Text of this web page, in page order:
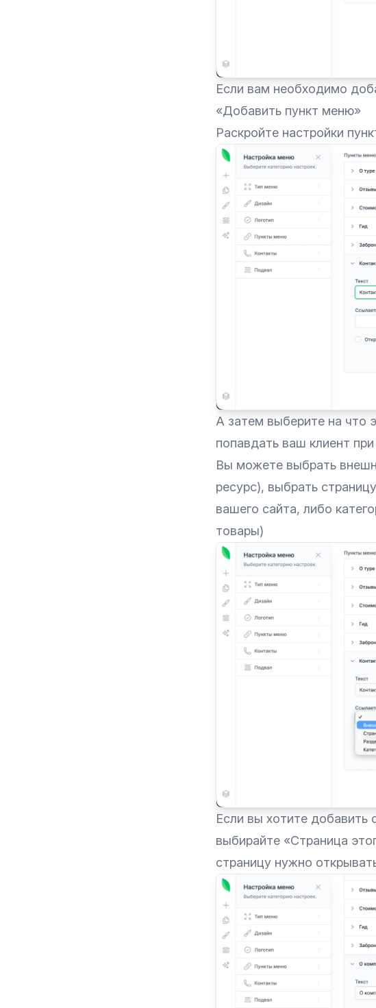
Если вам необходимо
«Добавить пункт меню»
Раскройте настройки
А затем выберите на что
попавдать ваш клиент
Вы можете выбрать
ресурс), выбрать
вашего сайта, либо
товары)
Если вы хотите добавить
выбирайте «Страница
страницу нужно